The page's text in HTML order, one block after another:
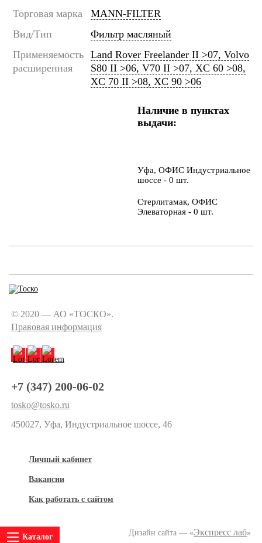
Торговая марка
MANN-FILTER
Вид/Тип
Фильтр масляный
Применяемость
расширенная
Land Rover Freelander II >07, Volvo
S80 II >06, V70 II >07, XC 60 >08,
XC 70 II >08, XC 90 >06
Наличие в пунктах
выдачи:
Уфа, ОФИС Индустриальное
шоссе - 0 шт.
Стерлитамак, ОФИС
Элеваторная - 0 шт.
© 2020 — АО «ТОСКО».
Правовая информация
+7 (347) 200-06-02
tosko@tosko.ru
450027, Уфа, Индустриальное шоссе, 46
Личный кабинет
Вакансии
Как работать с сайтом
Дизайн сайта — «Экспресс лаб»
Каталог